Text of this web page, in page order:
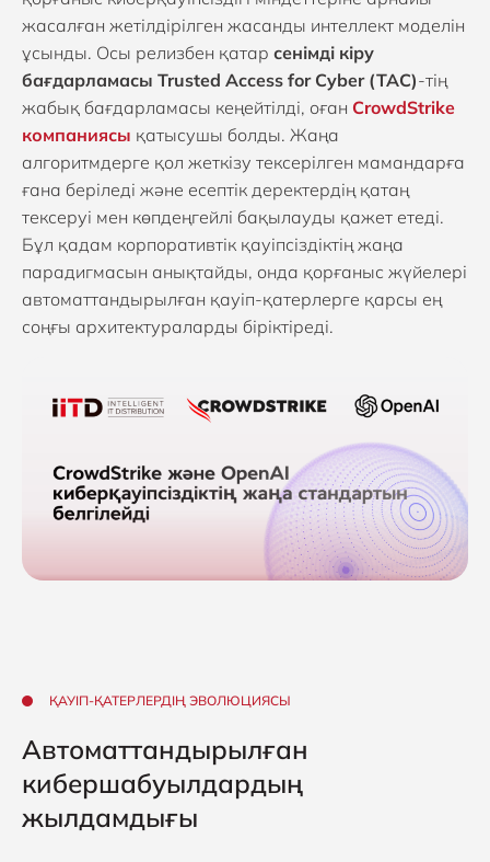
жасалған жетілдірілген жасанды интеллект моделін
ұсынды. Осы релизбен қатар сенімді кіру
бағдарламасы Trusted Access for Cyber (TAC)-тің
жабық бағдарламасы кеңейтілді, оған CrowdStrike
компаниясы қатысушы болды. Жаңа
алгоритмдерге қол жеткізу тексерілген мамандарға
ғана беріледі және есептік деректердің қатаң
тексеруі мен көпдеңгейлі бақылауды қажет етеді.
Бұл қадам корпоративтік қауіпсіздіктің жаңа
парадигмасын анықтайды, онда қорғаныс жүйелері
автоматтандырылған қауіп-қатерлерге қарсы ең
соңғы архитектураларды біріктіреді.
ҚАУІП-ҚАТЕРЛЕРДІҢ ЭВОЛЮЦИЯСЫ
Автоматтандырылған
кибершабуылдардың
жылдамдығы